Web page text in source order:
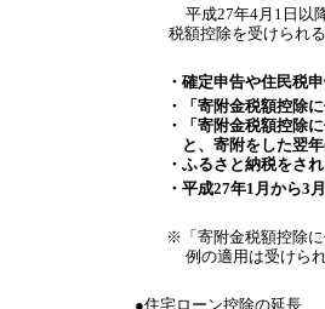
平成27年4月1日以
税額控除を受けられ
・確定申告や住民税
・「寄附金税額控除に
・「寄附金税額控除に
と、寄附をした翌年の
・ふるさと納税をされ
・平成27年1月から3月
※「寄附金税額控除に係
例の適用は受けら
●住宅ローン控除の延長